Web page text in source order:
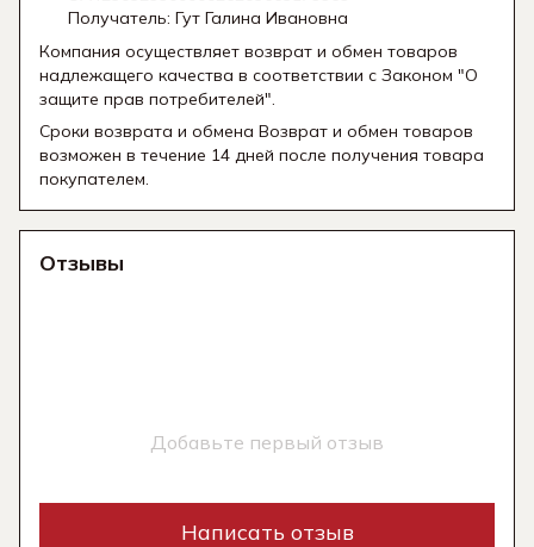
Получатель: Гут Галина Ивановна
Компания осуществляет возврат и обмен товаров
надлежащего качества в соответствии с Законом "О
защите прав потребителей".
Сроки возврата и обмена Возврат и обмен товаров
возможен в течение 14 дней после получения товара
покупателем.
Отзывы
Добавьте первый отзыв
Написать отзыв